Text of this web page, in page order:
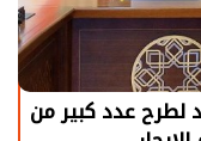
قطاع الطاقة